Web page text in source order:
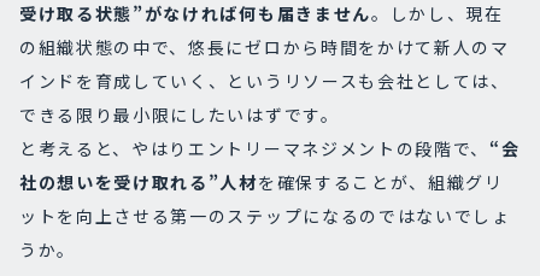
受け取る状態”がなければ何も届きません。しかし、現在
の組織状態の中で、悠長にゼロから時間をかけて新人のマ
インドを育成していく、というリソースも会社としては、
できる限り最小限にしたいはずです。
と考えると、やはりエントリーマネジメントの段階で、 “会
社の想いを受け取れる”人材を確保することが、組織グリ
ットを向上させる第一のステップになるのではないでしょ
うか。